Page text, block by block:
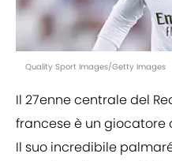
Quality Sport Images/Getty Images
Il 27enne centrale del
francese è un giocatore
Il suo incredibile